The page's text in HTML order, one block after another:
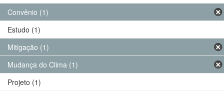
Convênio (1)
Estudo (1)
Mitigação (1)
Mudança do Clima (1)
Projeto (1)